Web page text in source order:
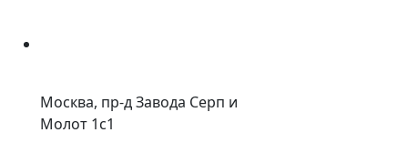
Москва, пр-д Завода Серп и
Молот 1с1